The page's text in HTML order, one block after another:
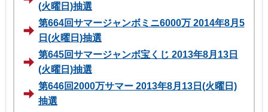
(火曜日)抽選
第664回サマージャンボミニ6000万 2014年8月5
日(火曜日)抽選
第645回サマージャンボ宝くじ 2013年8月13日
(火曜日)抽選
第646回2000万サマー 2013年8月13日(火曜日)
抽選